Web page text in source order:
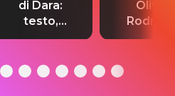
di Dara:
testo,
traduzione e
del singolo
Olivia
testo,